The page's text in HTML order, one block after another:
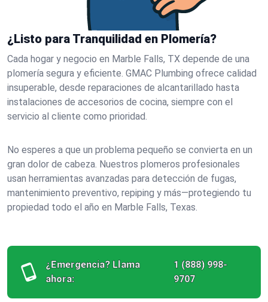
¿Listo para Tranquilidad en Plomería?
Cada hogar y negocio en Marble Falls, TX depende de una
plomería segura y eficiente. GMAC Plumbing ofrece calidad
insuperable, desde reparaciones de alcantarillado hasta
instalaciones de accesorios de cocina, siempre con el
servicio al cliente como prioridad.
No esperes a que un problema pequeño se convierta en un
gran dolor de cabeza. Nuestros plomeros profesionales
usan herramientas avanzadas para detección de fugas,
mantenimiento preventivo, repiping y más—protegiendo tu
propiedad todo el año en Marble Falls, Texas.
¿Emergencia? Llama
ahora:
1 (888) 998-
9707